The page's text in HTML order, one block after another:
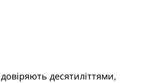
десятиліттями,